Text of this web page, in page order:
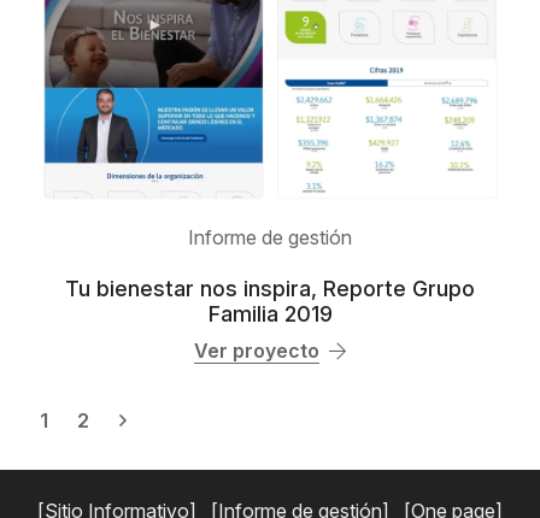
Informe de gestión
Tu bienestar nos inspira, Reporte Grupo
Familia 2019
Ver proyecto
1 2
Sitio Informativo Informe de gestión One page